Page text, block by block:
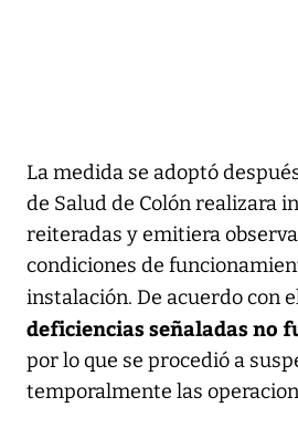
La medida se adoptó
de Salud de Colón realizara
reiteradas y emitiera
condiciones de
instalación. De acuerdo con
deficiencias señaladas no
por lo que se procedió a
temporalmente las